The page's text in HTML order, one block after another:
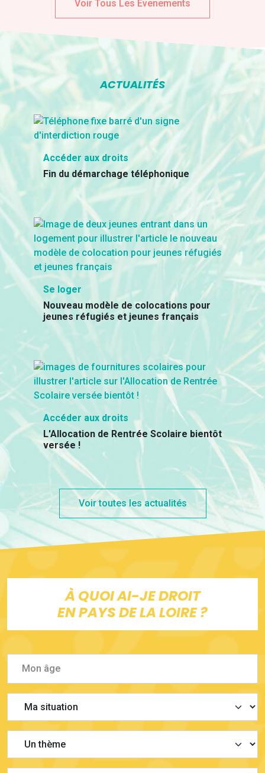
Voir Tous Les Evenements
ACTUALITÉS
Accéder aux droits
Fin du démarchage téléphonique
Se loger
Nouveau modèle de colocations pour
jeunes réfugiés et jeunes français
Accéder aux droits
L'Allocation de Rentrée Scolaire bientôt
versée !
Voir toutes les actualités
À QUOI AI-JE DROIT
EN PAYS DE LA LOIRE ?